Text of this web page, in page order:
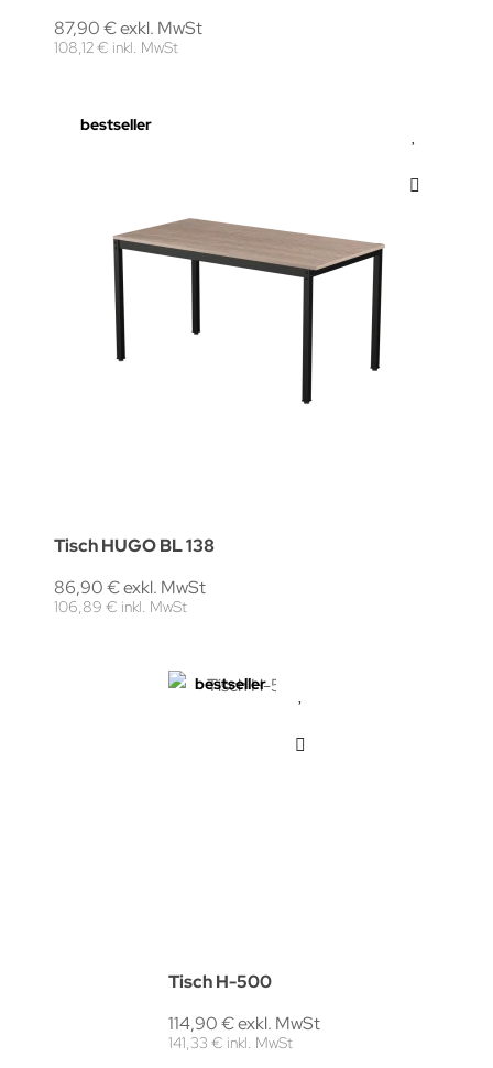
87,90 € exkl. MwSt
108,12 € inkl. MwSt
bestseller
Tisch HUGO BL 138
86,90 € exkl. MwSt
106,89 € inkl. MwSt
bestseller
Tisch H-500
114,90 € exkl. MwSt
141,33 € inkl. MwSt